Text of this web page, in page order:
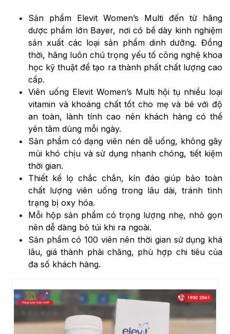
Sản phẩm Elevit Women’s Multi đến từ hãng
dược phẩm lớn Bayer, nơi có bề dày kinh nghiệm
sản xuất các loại sản phẩm dinh dưỡng. Đồng
thời, hãng luôn chú trọng yếu tố công nghệ khoa
học kỹ thuật để tạo ra thành phất chất lượng cao
cấp.
Viên uống Elevit Women’s Multi hội tụ nhiều loại
vitamin và khoáng chất tốt cho mẹ và bé với độ
an toàn, lành tính cao nên khách hàng có thể
yên tâm dùng mỗi ngày.
Sản phẩm có dạng viên nén dễ uống, không gây
mùi khó chịu và sử dụng nhanh chóng, tiết kiệm
thời gian.
Thiết kế lọ chắc chắn, kín đáo giúp bảo toàn
chất lượng viên uống trong lâu dài, tránh tình
trạng bị oxy hóa.
Mỗi hộp sản phẩm có trọng lượng nhẹ, nhỏ gọn
nên dễ dàng bỏ túi khi ra ngoài.
Sản phẩm có 100 viên nên thời gian sử dụng khá
lâu, giá thành phải chăng, phù hợp chi tiêu của
đa số khách hàng.